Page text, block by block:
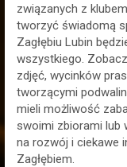
związanych z
tworzyć świadomą
Zagłębiu Lubin
wszystkiego.
zdjęć, wycinków
tworzącymi
mieli możliwość
swoimi zbiorami lub
na rozwój i ciekawe
Zagłębiem.